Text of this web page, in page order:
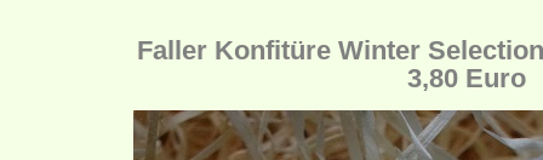
Faller Konfitüre Winter
3,80 Euro